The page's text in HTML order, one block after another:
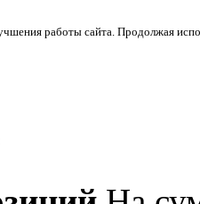
работы сайта. Продолжая